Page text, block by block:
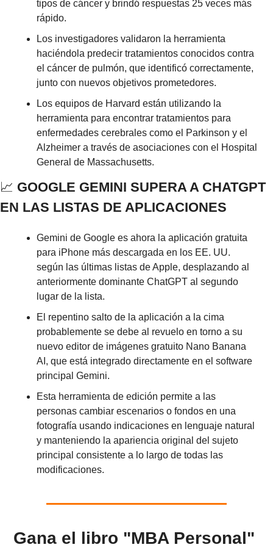
tipos de cáncer y brindó respuestas 25 veces más
rápido.
Los investigadores validaron la herramienta
haciéndola predecir tratamientos conocidos contra
el cáncer de pulmón, que identificó correctamente,
junto con nuevos objetivos prometedores.
Los equipos de Harvard están utilizando la
herramienta para encontrar tratamientos para
enfermedades cerebrales como el Parkinson y el
Alzheimer a través de asociaciones con el Hospital
General de Massachusetts.
📈 GOOGLE GEMINI SUPERA A CHATGPT
EN LAS LISTAS DE APLICACIONES
Gemini de Google es ahora la aplicación gratuita
para iPhone más descargada en los EE. UU.
según las últimas listas de Apple, desplazando al
anteriormente dominante ChatGPT al segundo
lugar de la lista.
El repentino salto de la aplicación a la cima
probablemente se debe al revuelo en torno a su
nuevo editor de imágenes gratuito Nano Banana
AI, que está integrado directamente en el software
principal Gemini.
Esta herramienta de edición permite a las
personas cambiar escenarios o fondos en una
fotografía usando indicaciones en lenguaje natural
y manteniendo la apariencia original del sujeto
principal consistente a lo largo de todas las
modificaciones.
Gana el libro "MBA Personal"